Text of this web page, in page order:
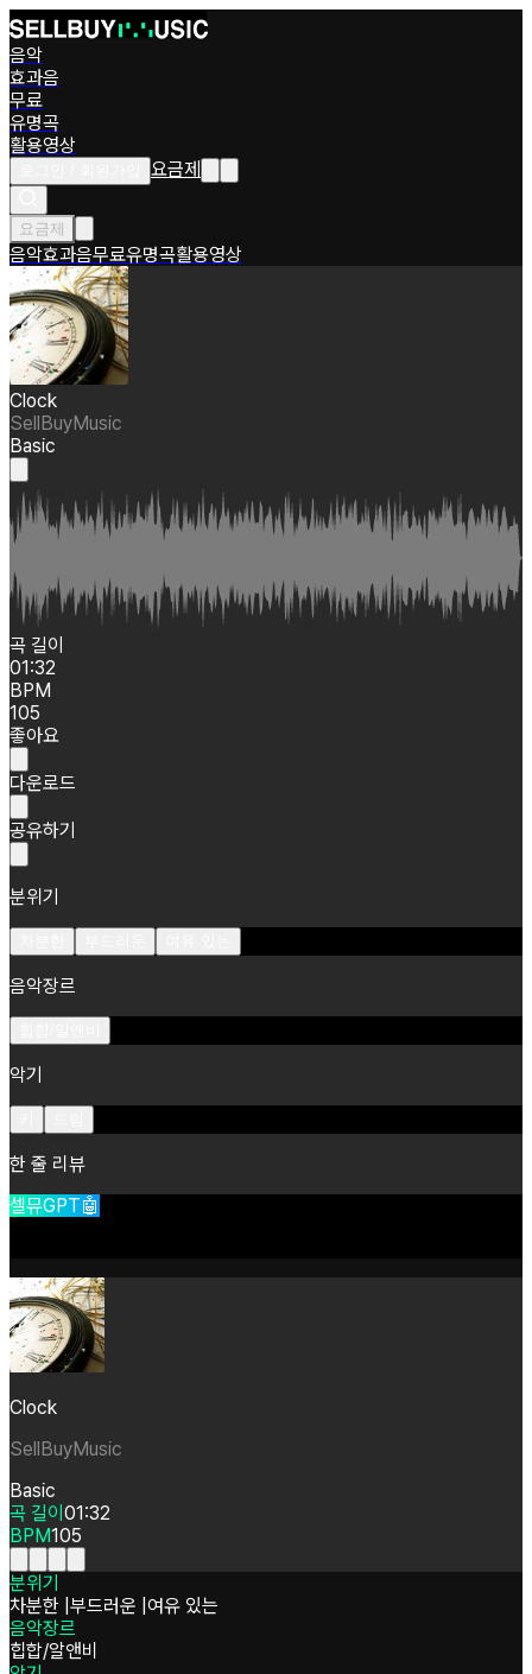
음악
효과음
무료
유명곡
활용영상
요금제
요금제
음악효과음무료유명곡활용영상
Clock
SellBuyMusic
Basic
곡 길이
01:32
BPM
105
좋아요
다운로드
공유하기
분위기
음악장르
악기
한 줄 리뷰
셀뮤GPT🤖
Clock
SellBuyMusic
Basic
곡 길이 01:32
BPM105
분위기
차분한 부드러운 여유 있는
음악장르
힙합/알앤비